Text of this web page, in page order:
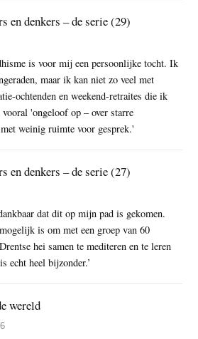
en denkers – de serie (29)
is voor mij een persoonlijke tocht. Ik
maar ik kan niet zo veel met
ochtenden en weekend-retraites die ik
'ongeloof op – over starre
weinig ruimte voor gesprek.'
en denkers – de serie (27)
dat dit op mijn pad is gekomen.
is om met een groep van 60
hei samen te mediteren en te leren
echt heel bijzonder.’
wereld